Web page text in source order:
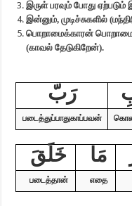
இருள் பரவும் போது
இன்னும்,முடிச்சுகளில்
பொறாமைக்காரன்
(காவல் தேடுகிறேன்).
رَبّ
படைத்துப்பாதுகாப்பவன்
خَلَقَ مَا
படைத்தான் எதை